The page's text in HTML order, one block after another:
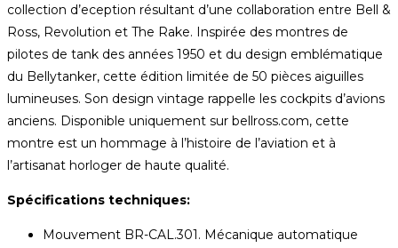
collection d’eception résultant d’une collaboration entre Bell &
Ross, Revolution et The Rake. Inspirée des montres de
pilotes de tank des années 1950 et du design emblématique
du Bellytanker, cette édition limitée de 50 pièces aiguilles
lumineuses. Son design vintage rappelle les cockpits d’avions
anciens. Disponible uniquement sur bellross.com, cette
montre est un hommage à l’histoire de l’aviation et à
l’artisanat horloger de haute qualité.
Spécifications techniques:
Mouvement BR-CAL.301. Mécanique automatique